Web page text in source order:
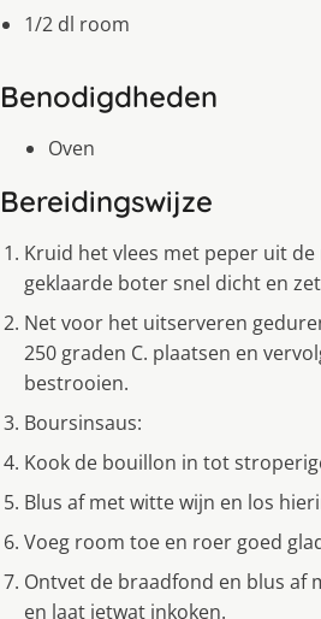
1/2 dl room
Benodigdheden
Oven
Bereidingswijze
Kruid het vlees met peper uit
geklaarde boter snel dicht en
Net voor het uitserveren
250 graden C. plaatsen en
bestrooien.
Boursinsaus:
Kook de bouillon in tot
Blus af met witte wijn en los
Voeg room toe en roer goed
Ontvet de braadfond en blus af
en laat ietwat inkoken.